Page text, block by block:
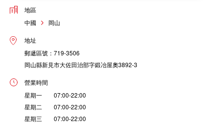
地區
中國
岡山
地址
郵遞區號：719-3506
岡山縣新見市大佐田治部字鍛冶屋奧3892-3
營業時間
星期一 07:00-22:00
星期二 07:00-22:00
星期三 07:00-22:00